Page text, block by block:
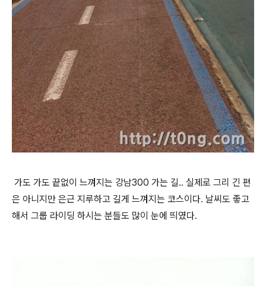
가도 가도 끝없이 느껴지는 강남300 가는 길.. 실제로 그리 긴 편
은 아니지만 은근 지루하고 길게 느껴지는 코스이다. 날씨도 좋고
해서 그룹 라이딩 하시는 분들도 많이 눈에 띄였다.